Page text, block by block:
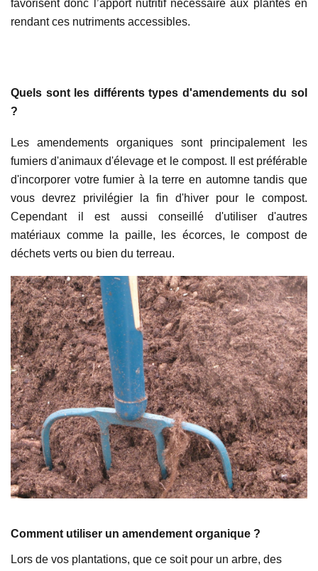
favorisent donc l’apport nutritif nécessaire aux plantes en
rendant ces nutriments accessibles.
Quels sont les différents types d'amendements du sol
?
Les amendements organiques sont principalement les
fumiers d'animaux d'élevage et le compost. Il est préférable
d'incorporer votre fumier à la terre en automne tandis que
vous devrez privilégier la fin d'hiver pour le compost.
Cependant il est aussi conseillé d'utiliser d'autres
matériaux comme la paille, les écorces, le compost de
déchets verts ou bien du terreau.
Comment utiliser un amendement organique ?
Lors de vos plantations, que ce soit pour un arbre, des